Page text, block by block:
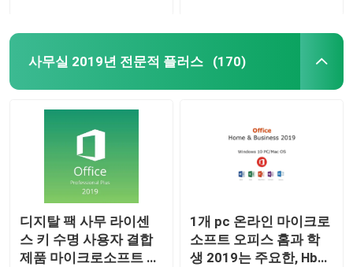
사무실 2019년 전문적 플러스 (170)
디지탈 팩 사무 라이센
스 키 수명 사용자 결합
제품 마이크로소프트 전
1개 pc 온라인 마이크로
소프트 오피스 홈과 학
생 2019는 주요한, Hb